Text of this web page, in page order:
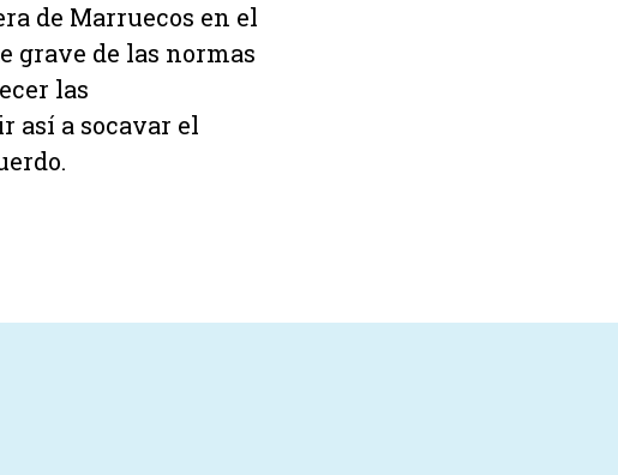
de Marruecos en el
grave de las normas
las
así a socavar el